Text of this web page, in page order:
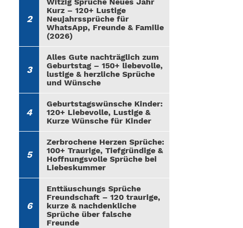
Kurz – 120+ Lustige
Neujahrssprüche für
WhatsApp, Freunde & Familie
(2026)
Alles Gute nachträglich zum
Geburtstag – 150+ liebevolle,
lustige & herzliche Sprüche
und Wünsche
Geburtstagswünsche Kinder:
120+ Liebevolle, Lustige &
Kurze Wünsche für Kinder
Zerbrochene Herzen Sprüche:
100+ Traurige, Tiefgründige &
Hoffnungsvolle Sprüche bei
Liebeskummer
Enttäuschungs Sprüche
Freundschaft – 120 traurige,
kurze & nachdenkliche
Sprüche über falsche
Freunde